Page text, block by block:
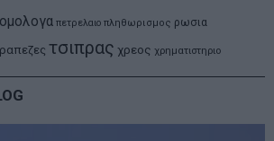
ομολογα πετρελαιο πληθωρισμος ρωσια
τσιπρας χρεος χρηματιστηριο